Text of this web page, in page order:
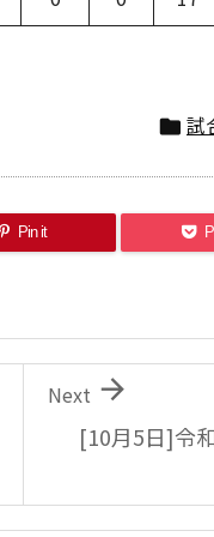
 試
Pin it
[10月5日]令

Next